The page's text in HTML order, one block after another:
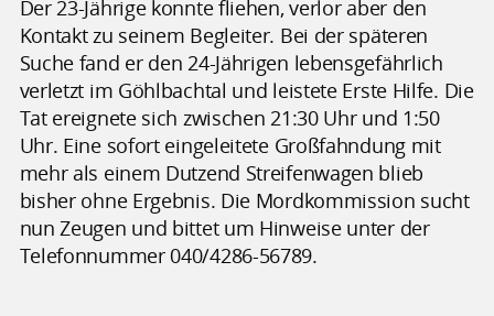
Der 23-Jährige konnte fliehen, verlor aber den
Kontakt zu seinem Begleiter. Bei der späteren
Suche fand er den 24-Jährigen lebensgefährlich
verletzt im Göhlbachtal und leistete Erste Hilfe. Die
Tat ereignete sich zwischen 21:30 Uhr und 1:50
Uhr. Eine sofort eingeleitete Großfahndung mit
mehr als einem Dutzend Streifenwagen blieb
bisher ohne Ergebnis. Die Mordkommission sucht
nun Zeugen und bittet um Hinweise unter der
Telefonnummer 040/4286-56789.